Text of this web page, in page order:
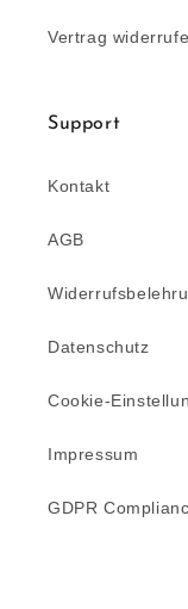
Vertrag
Support
Kontakt
AGB
Datenschutz
Cookie-
Impressum
GDPR